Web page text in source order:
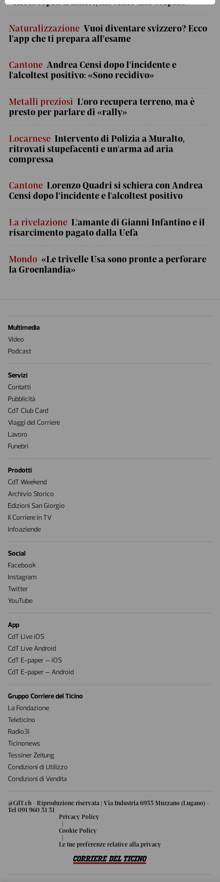
Naturalizzazione Vuoi diventare svizzero? Ecco
l’app che ti prepara all’esame
Cantone Andrea Censi dopo l’incidente e
l'alcoltest positivo: «Sono recidivo»
Metalli preziosi L'oro recupera terreno, ma è
presto per parlare di «rally»
Locarnese Intervento di Polizia a Muralto,
ritrovati stupefacenti e un'arma ad aria
compressa
Cantone Lorenzo Quadri si schiera con Andrea
Censi dopo l’incidente e l'alcoltest positivo
La rivelazione L'amante di Gianni Infantino e il
risarcimento pagato dalla Uefa
Mondo «Le trivelle Usa sono pronte a perforare
la Groenlandia»
@CdT.ch - Riproduzione riservata | Via Industria 6933 Muzzano (Lugano) -
Tel 091 960 31 31
Privacy Policy
|
Cookie Policy
|
Le tue preferenze relative alla privacy
Multimedia
Video
Podcast
Servizi
Contatti
Pubblicità
CdT Club Card
Viaggi del Corriere
Lavoro
Funebri
Prodotti
CdT Weekend
Archivio Storico
Edizioni San Giorgio
Il Corriere in TV
Infoaziende
Social
Facebook
Instagram
Twitter
YouTube
App
CdT Live iOS
CdT Live Android
CdT E-paper – iOS
CdT E-paper – Android
Gruppo Corriere del Ticino
La Fondazione
Teleticino
Radio3i
Ticinonews
Tessiner Zeitung
Condizioni di Utilizzo
Condizioni di Vendita